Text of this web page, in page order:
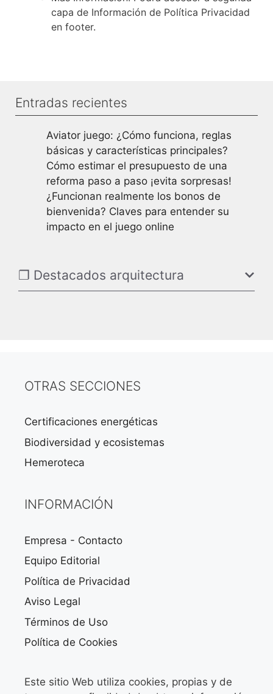
capa de Información de Política Privacidad
en footer.
Entradas recientes
Aviator juego: ¿Cómo funciona, reglas
básicas y características principales?
Cómo estimar el presupuesto de una
reforma paso a paso ¡evita sorpresas!
¿Funcionan realmente los bonos de
bienvenida? Claves para entender su
impacto en el juego online
❐ Destacados arquitectura
OTRAS SECCIONES
Certificaciones energéticas
Biodiversidad y ecosistemas
Hemeroteca
INFORMACIÓN
Empresa - Contacto
Equipo Editorial
Política de Privacidad
Aviso Legal
Términos de Uso
Política de Cookies
Este sitio Web utiliza cookies, propias y de